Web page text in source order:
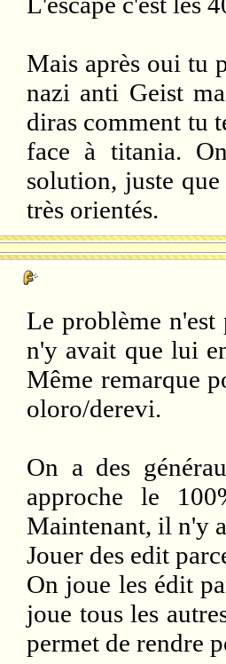
Mais après oui tu
nazi anti Geist
diras comment tu
face à titania.
solution, juste
très orientés.
Le problème n'est
n'y avait que lui
Même remarque
oloro/derevi.
On a des
approche le
Maintenant, il n'y
Jouer des edit
On joue les édit
joue tous les
permet de rendre